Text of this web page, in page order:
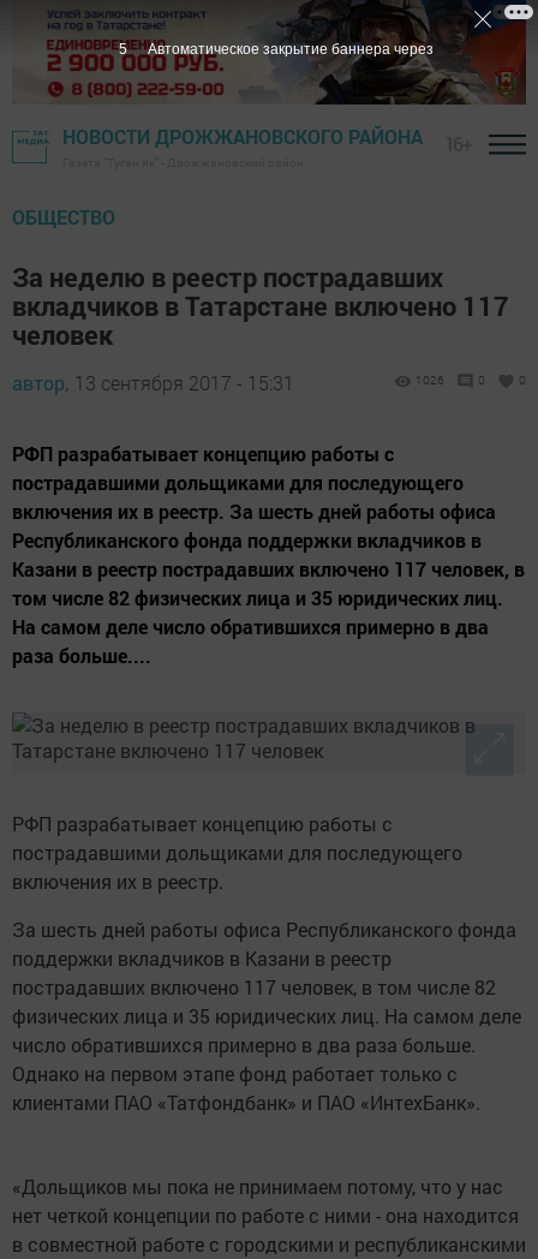
НОВОСТИ ДРОЖЖАНОВСКОГО РАЙОНА
ОБЩЕСТВО
За неделю в реестр пострадавших
вкладчиков в Татарстане включено 117
человек
автор, 13 сентября 2017 - 15:31 1026 0 0
РФП разрабатывает концепцию работы с
пострадавшими дольщиками для последующего
включения их в реестр. За шесть дней работы офиса
Республиканского фонда поддержки вкладчиков в
Казани в реестр пострадавших включено 117 человек, в
том числе 82 физических лица и 35 юридических лиц.
На самом деле число обратившихся примерно в два
раза больше....
РФП разрабатывает концепцию работы с
пострадавшими дольщиками для последующего
включения их в реестр.
За шесть дней работы офиса Республиканского фонда
поддержки вкладчиков в Казани в реестр
пострадавших включено 117 человек, в том числе 82
физических лица и 35 юридических лиц. На самом деле
число обратившихся примерно в два раза больше.
Однако на первом этапе фонд работает только с
клиентами ПАО «Татфондбанк» и ПАО «ИнтехБанк».
«Дольщиков мы пока не принимаем потому, что у нас
нет четкой концепции по работе с ними - она находится
в совместной работе с городскими и республиканскими
4 Автоматическое закрытие баннера через